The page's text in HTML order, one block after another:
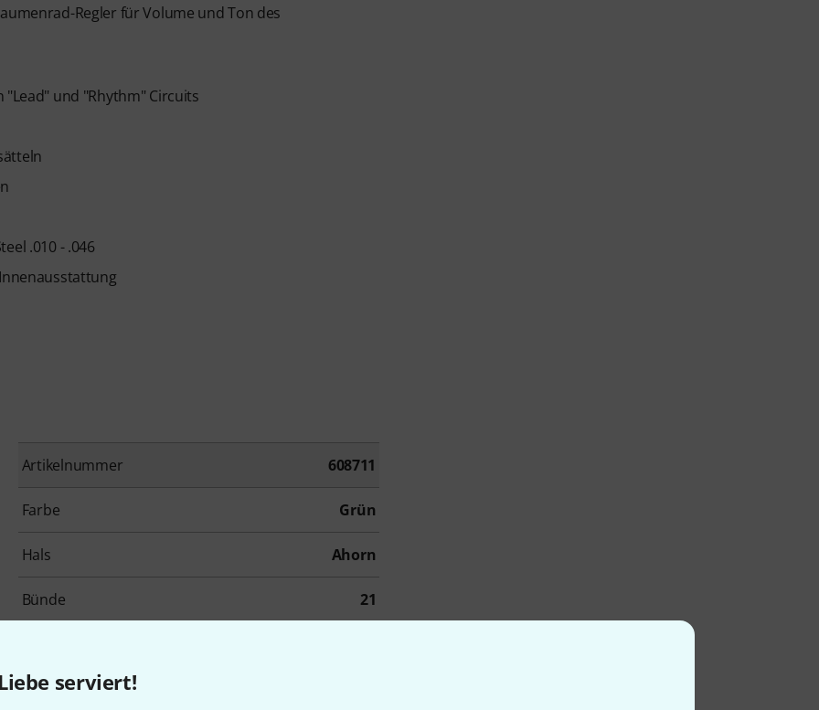
serviert!
Regler für Volume und Ton des
"Lead" und "Rhythm" Circuits
.010 - .046
Artikelnummer 608711
Farbe Grün
Hals Ahorn
Bünde 21
Inkl. Koffer